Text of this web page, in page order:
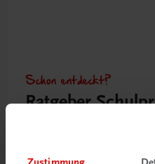
Schon entdeckt?
Ratgeber